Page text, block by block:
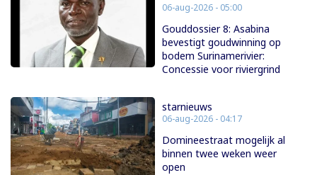
06-aug-2026 - 05:00
Gouddossier 8: Asabina
bevestigt goudwinning op
bodem Surinamerivier:
Concessie voor riviergrind
starnieuws
06-aug-2026 - 04:17
Domineestraat mogelijk al
binnen twee weken weer
open